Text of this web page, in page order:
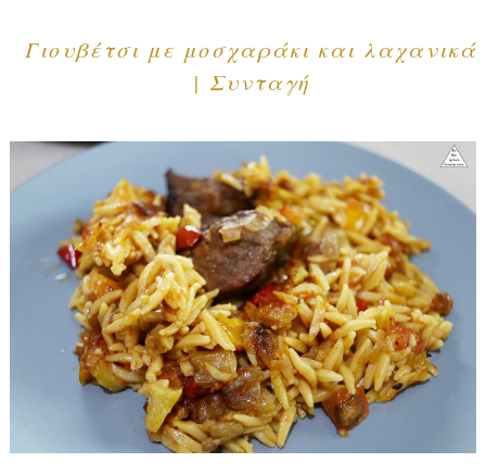
Γιουβέτσι με μοσχαράκι και λαχανικά
| Συνταγή